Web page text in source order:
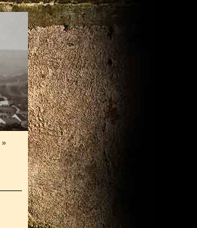
»